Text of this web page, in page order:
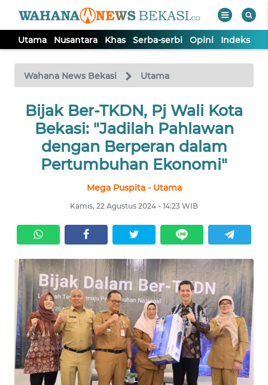
Utama Nusantara Khas Serba-serbi Opini Indeks
Wahana News Bekasi Utama
Bijak Ber-TKDN, Pj Wali Kota
Bekasi: "Jadilah Pahlawan
dengan Berperan dalam
Pertumbuhan Ekonomi"
Mega Puspita - Utama
Kamis, 22 Agustus 2024 - 14:23 WIB
TV
Tutup
UTAMA
NUSANTARA
SERBI
OPINI
Informasi
INDEKS
BERITA
KONTAK
KAMI